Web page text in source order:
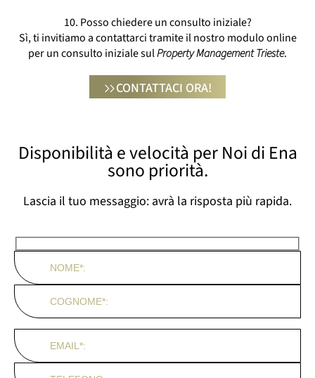
10. Posso chiedere un consulto iniziale?
Sì, ti invitiamo a contattarci tramite il nostro modulo online
per un consulto iniziale sulProperty Management Trieste.
CONTATTACI ORA!
Disponibilità e velocità per Noi di Ena
sono priorità.
Lascia il tuo messaggio: avrà la risposta più rapida.